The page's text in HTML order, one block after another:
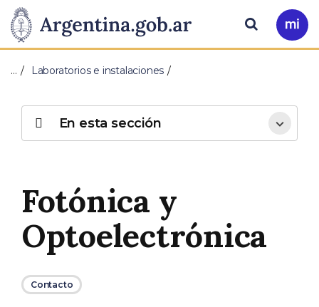
Presidencia
de
Nación
Pasar al contenido principal
Ir
a
Buscar
… Laboratorios e instalaciones
Fotónica y
Optoelectrónica
Contacto
En esta sección